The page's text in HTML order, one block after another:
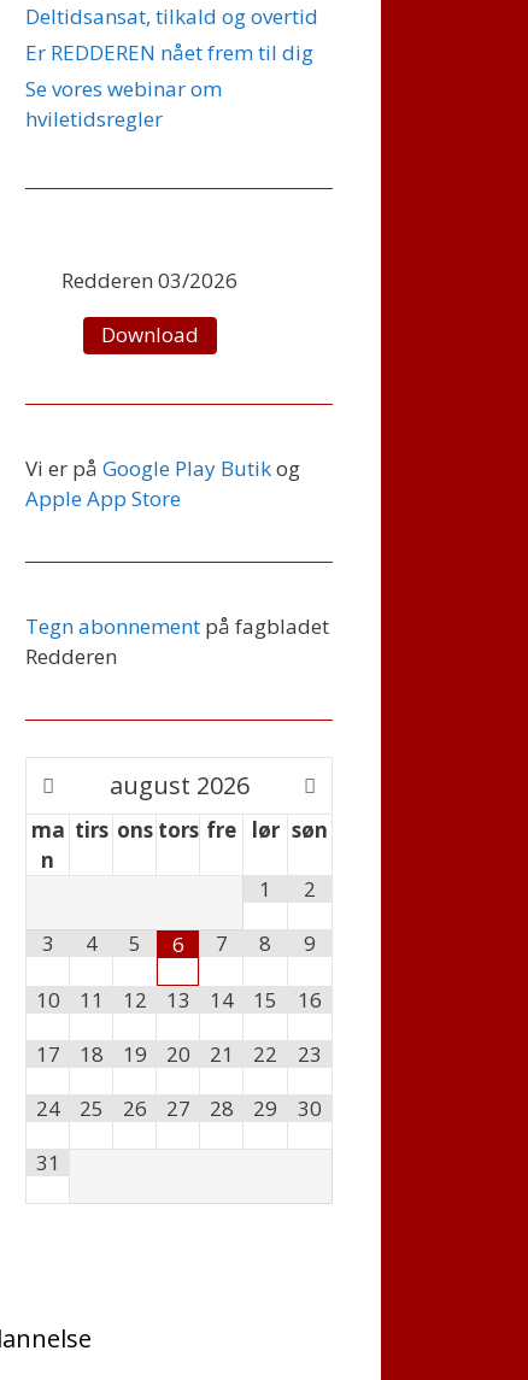
Deltidsansat, tilkald og overtid
Er REDDEREN nået frem til dig
Se vores webinar om
hviletidsregler
Redderen 03/2026
Download
Vi er på Google Play Butikog
Apple App Store
Tegn abonnement på fagbladet
Redderen
august 2026
ma
n
tirs ons tors fre lør søn
1
2
3
4 5 6 7 8 9
10 11 12 13 14 15
16
17
18 19 20 21 22
23
24
25 26 27 28 29
30
31